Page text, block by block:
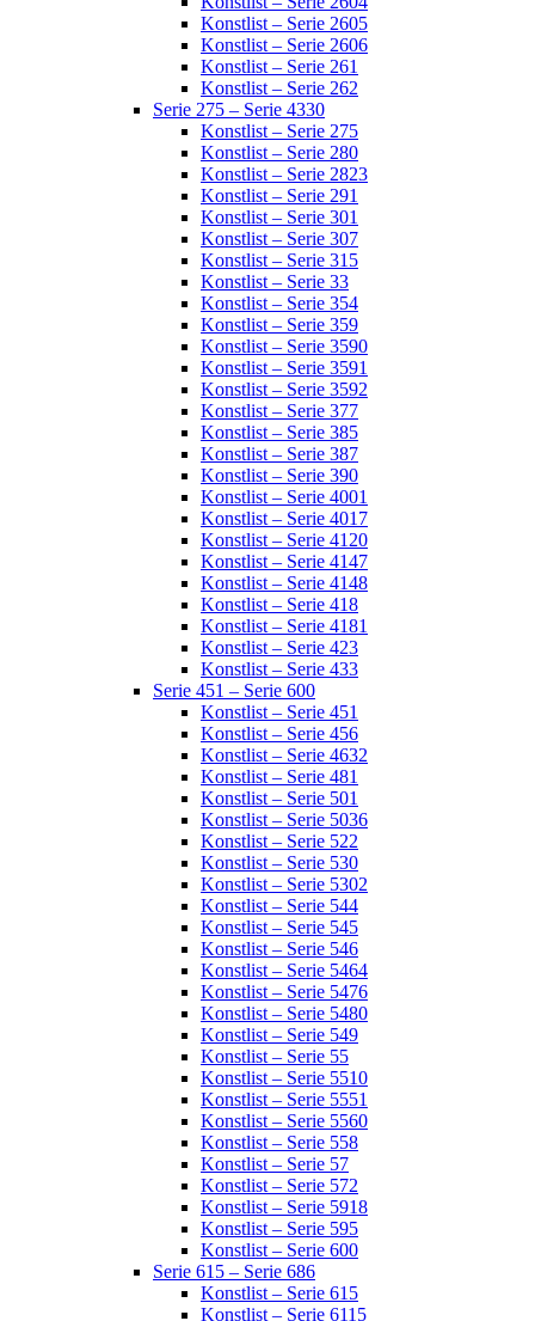
Konstlist – Serie 2605
Konstlist – Serie 2606
Konstlist – Serie 261
Konstlist – Serie 262
Serie 275 – Serie 4330
Konstlist – Serie 275
Konstlist – Serie 280
Konstlist – Serie 2823
Konstlist – Serie 291
Konstlist – Serie 301
Konstlist – Serie 307
Konstlist – Serie 315
Konstlist – Serie 33
Konstlist – Serie 354
Konstlist – Serie 359
Konstlist – Serie 3590
Konstlist – Serie 3591
Konstlist – Serie 3592
Konstlist – Serie 377
Konstlist – Serie 385
Konstlist – Serie 387
Konstlist – Serie 390
Konstlist – Serie 4001
Konstlist – Serie 4017
Konstlist – Serie 4120
Konstlist – Serie 4147
Konstlist – Serie 4148
Konstlist – Serie 418
Konstlist – Serie 4181
Konstlist – Serie 423
Konstlist – Serie 433
Serie 451 – Serie 600
Konstlist – Serie 451
Konstlist – Serie 456
Konstlist – Serie 4632
Konstlist – Serie 481
Konstlist – Serie 501
Konstlist – Serie 5036
Konstlist – Serie 522
Konstlist – Serie 530
Konstlist – Serie 5302
Konstlist – Serie 544
Konstlist – Serie 545
Konstlist – Serie 546
Konstlist – Serie 5464
Konstlist – Serie 5476
Konstlist – Serie 5480
Konstlist – Serie 549
Konstlist – Serie 55
Konstlist – Serie 5510
Konstlist – Serie 5551
Konstlist – Serie 5560
Konstlist – Serie 558
Konstlist – Serie 57
Konstlist – Serie 572
Konstlist – Serie 5918
Konstlist – Serie 595
Konstlist – Serie 600
Serie 615 – Serie 686
Konstlist – Serie 615
Konstlist – Serie 6115